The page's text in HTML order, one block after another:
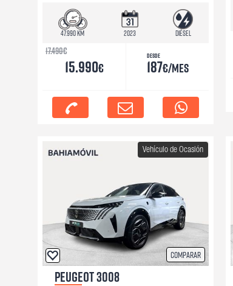
47.990 km 2023 Diésel
17.490€
15.990€
Desde
187€/mes
Comparar
Vehículo de Ocasión
PEUGEOT 3008